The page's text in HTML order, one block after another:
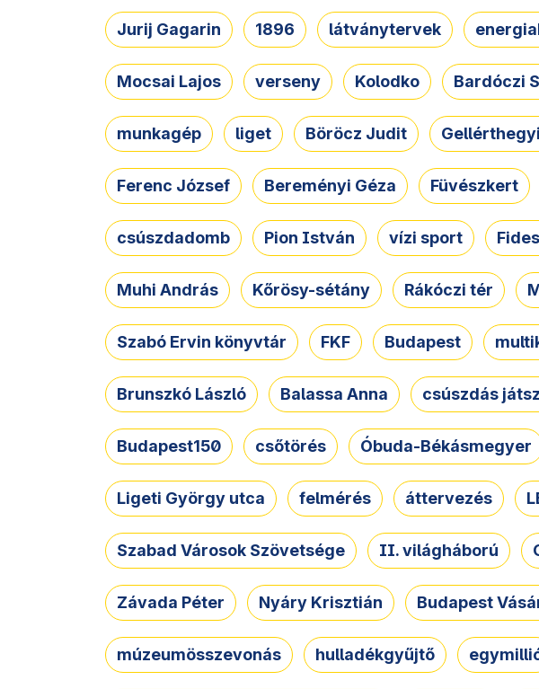
Jurij Gagarin 1896 látványtervek
Mocsai Lajos verseny Kolodko Bardóczi
munkagép liget Böröcz Judit
Ferenc József Bereményi Géza Füvészkert
csúszdadomb Pion István vízi sport
Muhi András Kőrösy-sétány Rákóczi tér
Szabó Ervin könyvtár FKF Budapest
Brunszkó László Balassa Anna csúszdás
Budapest150 csőtörés Óbuda-Békásmegyer
Ligeti György utca felmérés áttervezés
Szabad Városok Szövetsége II. világháború
Závada Péter Nyáry Krisztián Budapest
múzeumösszevonás hulladékgyűjtő